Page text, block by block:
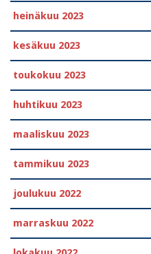
heinäkuu 2023
kesäkuu 2023
toukokuu 2023
huhtikuu 2023
maaliskuu 2023
tammikuu 2023
joulukuu 2022
marraskuu 2022